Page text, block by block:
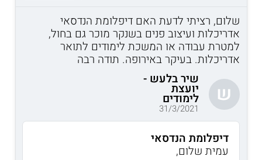
שלום, רציתי לדעת האם דיפלומת הנדסאי
אדריכלות ועיצוב פנים בשנקר מוכר גם בחול,
למטרת עבודה או המשכת לימודים לתואר
אדריכלות. בעיקר באירופה. תודה רבה
ש
שיר בלעש -
יועצת
לימודים
31/3/2021
דיפלומת הנדסאי
עמית שלום,